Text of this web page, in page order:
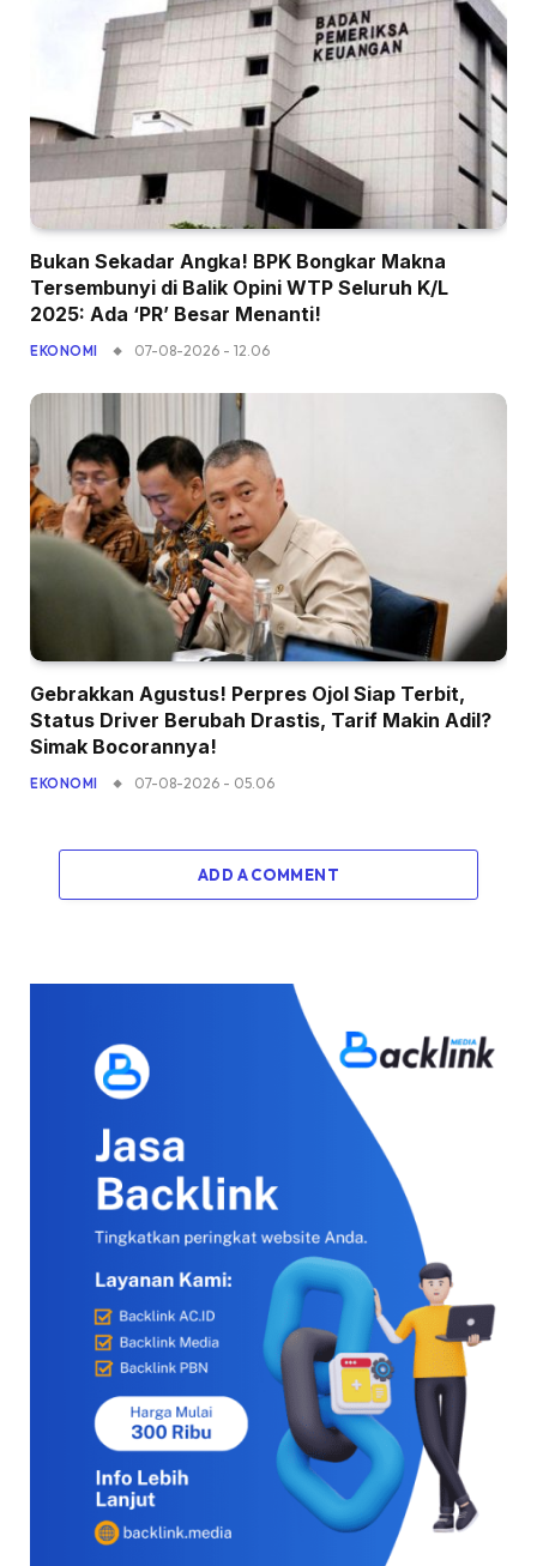
Bukan Sekadar Angka! BPK Bongkar Makna
Tersembunyi di Balik Opini WTP Seluruh K/L
2025: Ada ‘PR’ Besar Menanti!
EKONOMI 07-08-2026 - 12.06
Gebrakkan Agustus! Perpres Ojol Siap Terbit,
Status Driver Berubah Drastis, Tarif Makin Adil?
Simak Bocorannya!
EKONOMI 07-08-2026 - 05.06
ADD A COMMENT